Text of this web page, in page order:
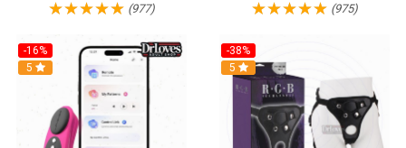
(977) (975)
-16%
Hot
5
-38%
Hot
5